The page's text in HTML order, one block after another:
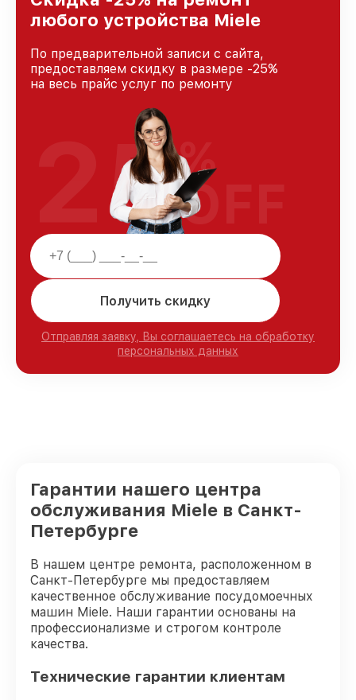
любого устройства Miele
По предварительной записи с сайта,
предоставляем скидку в размере -25%
на весь прайс услуг по ремонту
Получить скидку
Отправляя заявку, Вы соглашаетесь на обработку
персональных данных
25%
OFF
Гарантии нашего центра
обслуживания Miele в Санкт-
Петербурге
В нашем центре ремонта, расположенном в
Санкт-Петербурге мы предоставляем
качественное обслуживание посудомоечных
машин Miele. Наши гарантии основаны на
профессионализме и строгом контроле
качества.
Технические гарантии клиентам